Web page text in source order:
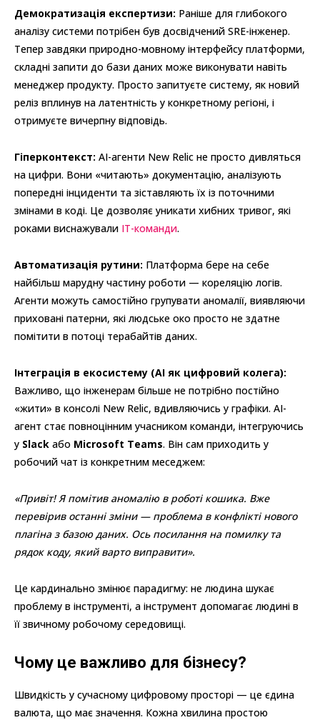
Демократизація експертизи: Раніше для глибокого
аналізу системи потрібен був досвідчений SRE-інженер.
Тепер завдяки природно-мовному інтерфейсу платформи,
складні запити до бази даних може виконувати навіть
менеджер продукту. Просто запитуєте систему, як новий
реліз вплинув на латентність у конкретному регіоні, і
отримуєте вичерпну відповідь.
Гіперконтекст: AI-агенти New Relic не просто дивляться
на цифри. Вони «читають» документацію, аналізують
попередні інциденти та зіставляють їх із поточними
змінами в коді. Це дозволяє уникати хибних тривог, які
роками виснажували IT-команди.
Автоматизація рутини: Платформа бере на себе
найбільш марудну частину роботи — кореляцію логів.
Агенти можуть самостійно групувати аномалії, виявляючи
приховані патерни, які людське око просто не здатне
помітити в потоці терабайтів даних.
Інтеграція в екосистему (AI як цифровий колега):
Важливо, що інженерам більше не потрібно постійно
«жити» в консолі New Relic, вдивляючись у графіки. AI-
агент стає повноцінним учасником команди, інтегруючись
у Slack або Microsoft Teams. Він сам приходить у
робочий чат із конкретним меседжем:
«Привіт! Я помітив аномалію в роботі кошика. Вже
перевірив останні зміни — проблема в конфлікті нового
плагіна з базою даних. Ось посилання на помилку та
рядок коду, який варто виправити».
Це кардинально змінює парадигму: не людина шукає
проблему в інструменті, а інструмент допомагає людині в
її звичному робочому середовищі.
Чому це важливо для бізнесу?
Швидкість у сучасному цифровому просторі — це єдина
валюта, що має значення. Кожна хвилина простою